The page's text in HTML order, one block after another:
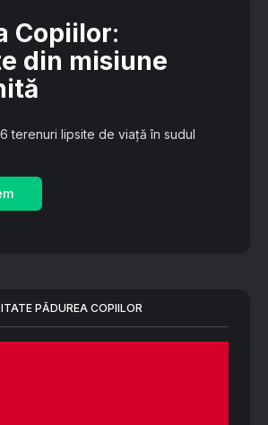
Copiilor:
din misiune
terenuri lipsite de viață în sudul
PĂDUREA COPIILOR